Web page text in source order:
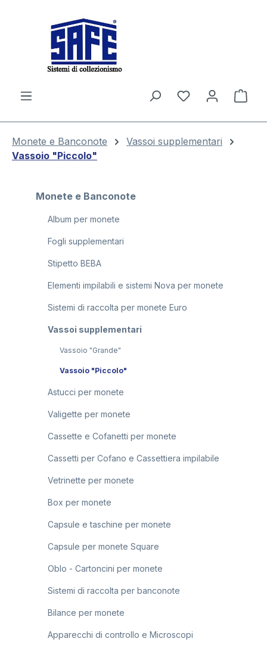
Il
Monete e Banconote
Vassoi supplementari
Vassoio "Piccolo"
Monete e Banconote
Album per monete
Fogli supplementari
Stipetto BEBA
Elementi impilabili e sistemi Nova per monete
Sistemi di raccolta per monete Euro
Vassoi supplementari
Vassoio "Grande"
Vassoio "Piccolo"
Astucci per monete
Valigette per monete
Cassette e Cofanetti per monete
Cassetti per Cofano e Cassettiera impilabile
Vetrinette per monete
Box per monete
Capsule e taschine per monete
Capsule per monete Square
Oblo - Cartoncini per monete
Sistemi di raccolta per banconote
Bilance per monete
Apparecchi di controllo e Microscopi